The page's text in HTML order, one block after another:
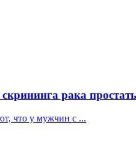
рака
что у мужчин с ...